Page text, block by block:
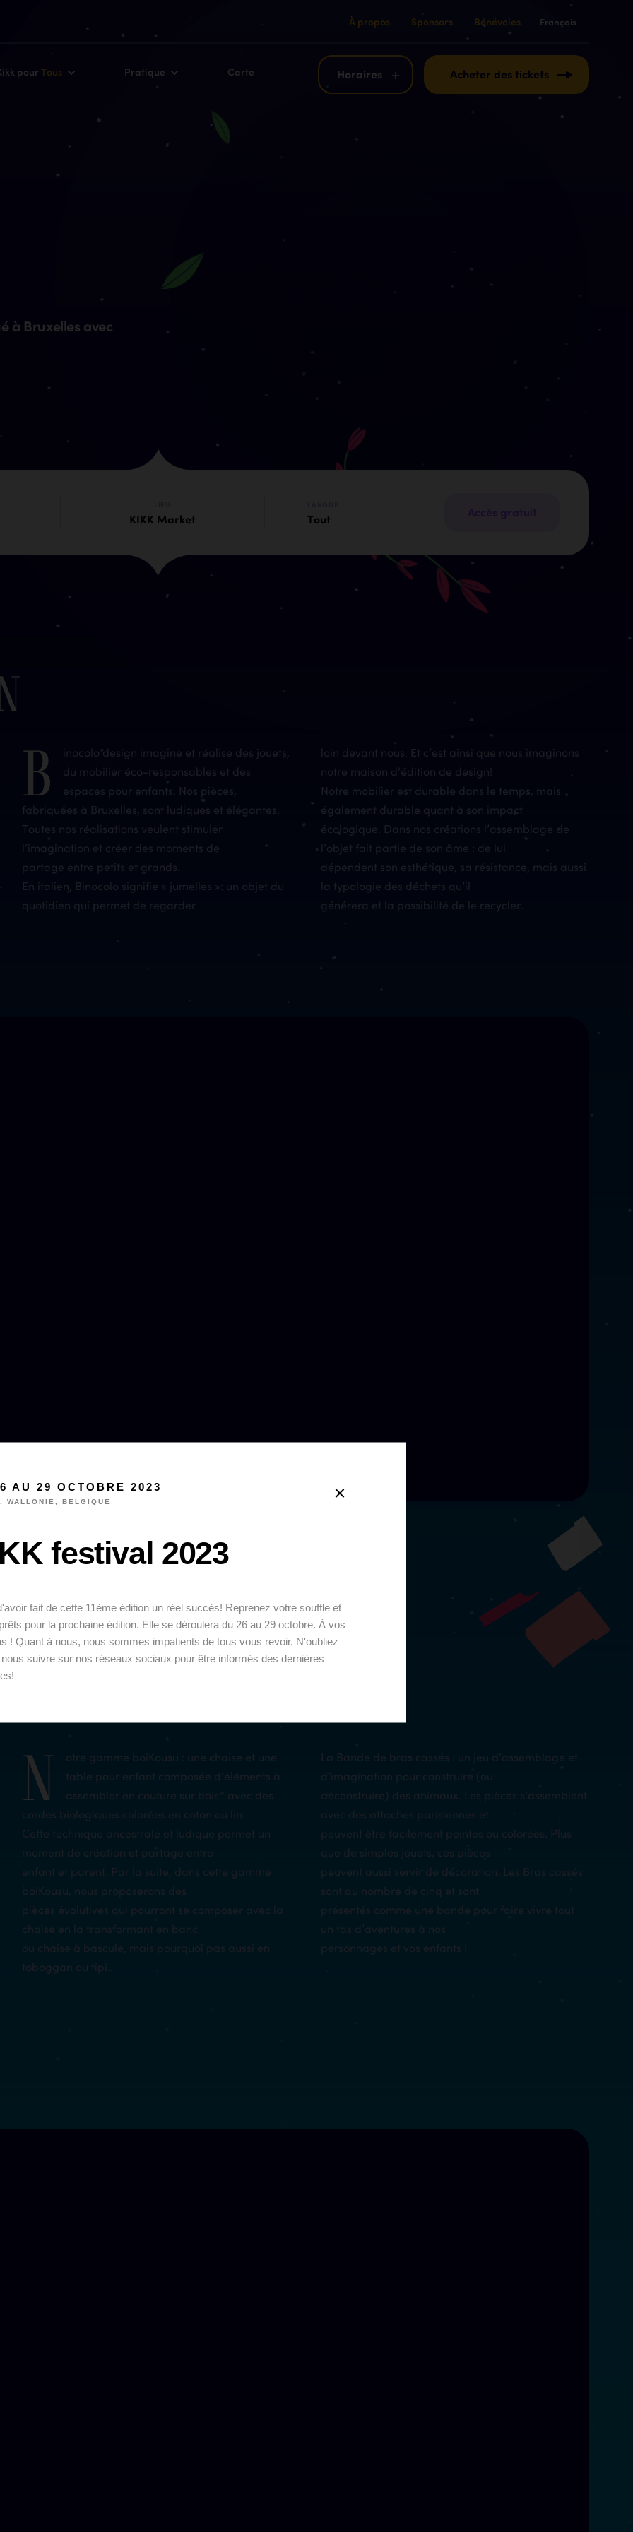
À propos Sponsors Bénévoles Français
Français
pour Tous Pratique Carte Horaires Acheter des tickets
à Bruxelles avec
KIKK Market Tout
B
inocolo design imagine et réalise des jouets,
du mobilier éco-responsables et des
espaces pour enfants. Nos pièces,
fabriquées à Bruxelles, sont ludiques et élégantes.
Toutes nos réalisations veulent stimuler
l’imagination et créer des moments de
partage entre petits et grands.
En italien, Binocolo signifie « jumelles »: un objet du
quotidien qui permet de regarder
loin devant nous. Et c’est ainsi que nous imaginons
notre maison d’édition de design!
Notre mobilier est durable dans le temps, mais
également durable quant à son impact
écologique. Dans nos créations l’assemblage de
l’objet fait partie de son âme : de lui
dépendent son esthétique, sa résistance, mais aussi
la typologie des déchets qu’il
générera et la possibilité de le recycler.
de bras
N
otre gamme boiKousu : une chaise et une
table pour enfant composée d’éléments à
assembler en couture sur bois* avec des
cordes biologiques colorées en coton ou lin.
Cette technique ancestrale et ludique permet un
moment de création et partage entre
enfant et parent. Par la suite, dans cette gamme
boiKousu, nous proposerons des
pièces évolutives qui pourront se composer avec la
chaise en la transformant en banc
ou chaise à bascule, mais pourquoi pas aussi en
toboggan ou tipi…
La Bande de bras cassés : un jeu d’assemblage et
d’imagination pour construire (ou
déconstruire) des animaux. Les pièces s’assemblent
avec des attaches parisiennes et
peuvent être facilement peintes ou colorées. Plus
que de simples jouets, ces pièces
peuvent aussi servir de décoration. Les Bras cassés
sont au nombre de cinq et sont
présentés comme une bande pour faire vivre tout
un tas d’aventures à nos
personnages et vos enfants !
AU 29 OCTOBRE 2023
WALLONIE, BELGIQUE
festival 2023
fait de cette 11ème édition un réel succès! Reprenez votre souffle et
pour la prochaine édition. Elle se déroulera du 26 au 29 octobre. À vos
! Quant à nous, nous sommes impatients de tous vous revoir. N'oubliez
suivre sur nos réseaux sociaux pour être informés des dernières